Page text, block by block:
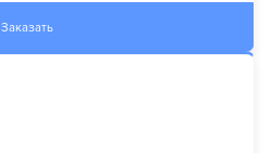
Заказать